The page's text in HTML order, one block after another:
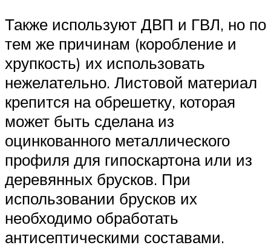
Также используют ДВП и ГВЛ, но по
тем же причинам (коробление и
хрупкость) их использовать
нежелательно. Листовой материал
крепится на обрешетку, которая
может быть сделана из
оцинкованного металлического
профиля для гипоскартона или из
деревянных брусков. При
использовании брусков их
необходимо обработать
антисептическими составами.